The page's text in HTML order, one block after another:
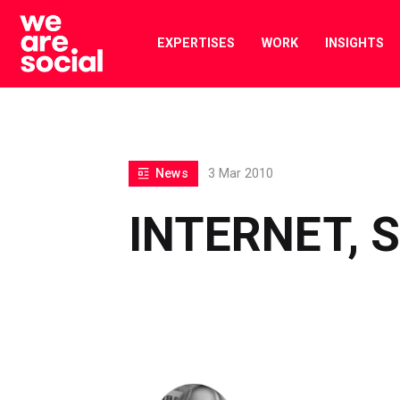
Skip
content
EXPERTISES WORK INSIGHTS
INTERNET,
News 3 Mar 2010